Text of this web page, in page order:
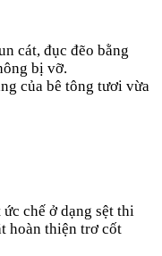
cát, đục đẽo bằng
bị vỡ.
của bê tông tươi vừa
chế ở dạng sệt thi
hoàn thiện trơ cốt